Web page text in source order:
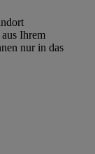
Ihrem
nur in das